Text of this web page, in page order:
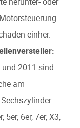
einher.
2011 sind
am
6er, 7er, X3,